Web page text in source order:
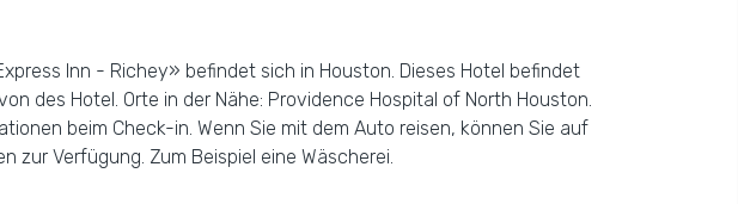
Inn - Richey» befindet sich in Houston. Dieses Hotel befindet
des Hotel. Orte in der Nähe: Providence Hospital of North Houston.
beim Check-in. Wenn Sie mit dem Auto reisen, können Sie auf
zur Verfügung. Zum Beispiel eine Wäscherei.